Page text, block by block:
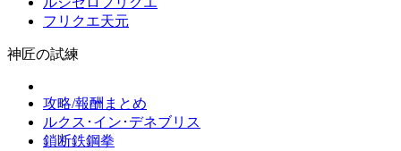
フリクエ天元
神匠の試練
攻略/報酬まとめ
ルクス･イン･デネブリス
鎖断鉄鋼拳